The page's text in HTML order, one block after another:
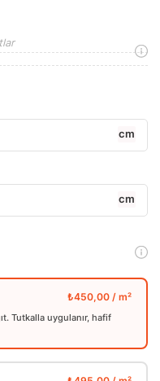
cm
cm
Tutkalla uygulanır, hafif